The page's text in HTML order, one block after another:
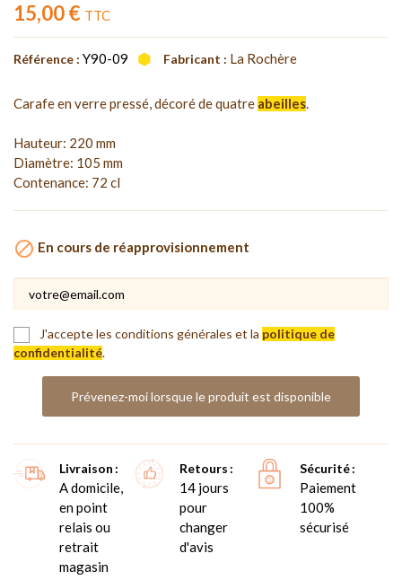
15,00 € TTC
Référence : Y90-09 Fabricant : La Rochère
Carafe en verre pressé, décoré de quatre abeilles.
Hauteur: 220 mm
Diamètre: 105 mm
Contenance: 72 cl
 En cours de réapprovisionnement
J'accepte les conditions générales et la politique de
confidentialité.
Prévenez-moi lorsque le produit est disponible
Livraison
A domicile,
en point
relais ou
retrait
magasin
Retours
14 jours
pour
changer
d'avis
Sécurité
Paiement
100%
sécurisé